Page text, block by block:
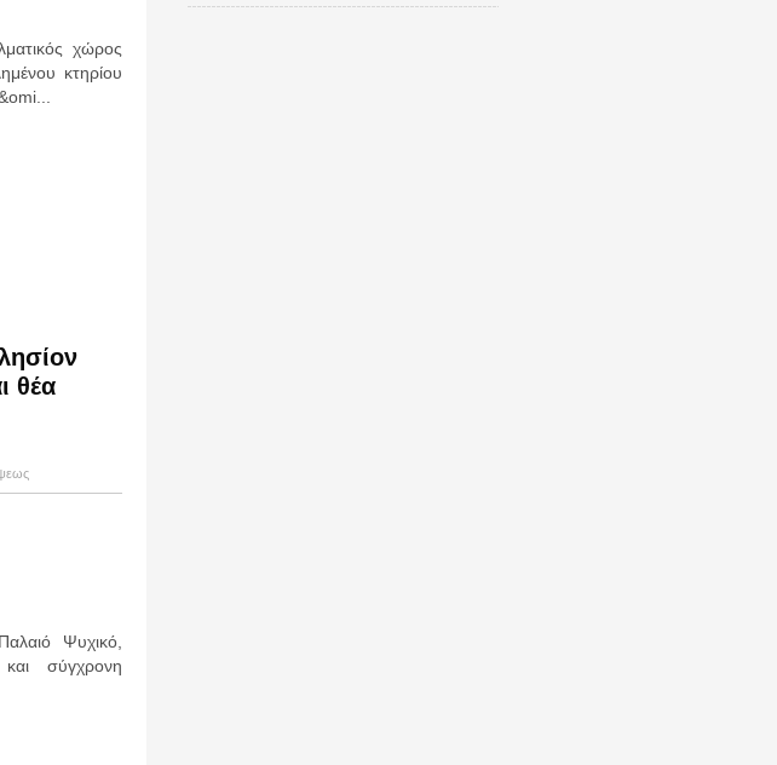
χώρος
κτηρίου
θέα
Ψυχικό,
σύγχρονη